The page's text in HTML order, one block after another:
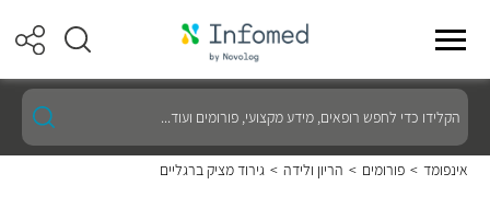
הקלידו
כדי
לחפש
רופאים,
מידע
אינפומד > פורומים > הריון ולידה > גירוד מציק ברגליים